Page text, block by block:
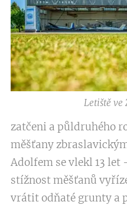
Letiště ve
zatčeni a půldruhého
měšťany
Adolfem se vlekl 13 let
stížnost měšťanů
vrátit odňaté grunty a